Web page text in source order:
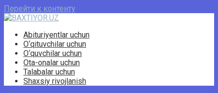
Перейти к контенту
Abituriyentlar uchun
O‘qituvchilar uchun
O‘quvchilar uchun
Ota-onalar uchun
Talabalar uchun
Shaxsiy rivojlanish